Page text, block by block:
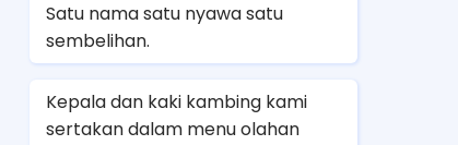
Satu nama satu nyawa satu
sembelihan.
Kepala dan kaki kambing kami
sertakan dalam menu olahan